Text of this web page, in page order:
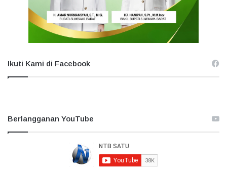
Ikuti Kami di Facebook
Berlangganan YouTube